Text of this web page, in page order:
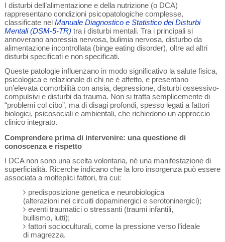
I disturbi dell’alimentazione e della nutrizione (o DCA)
rappresentano condizioni psicopatologiche complesse,
classificate nel Manuale Diagnostico e Statistico dei Disturbi
Mentali (DSM-5-TR) tra i disturbi mentali. Tra i principali si
annoverano anoressia nervosa, bulimia nervosa, disturbo da
alimentazione incontrollata (binge eating disorder), oltre ad altri
disturbi specificati e non specificati.
Queste patologie influenzano in modo significativo la salute fisica,
psicologica e relazionale di chi ne è affetto, e presentano
un’elevata comorbilità con ansia, depressione, disturbi ossessivo-
compulsivi e disturbi da trauma. Non si tratta semplicemente di
“problemi col cibo”, ma di disagi profondi, spesso legati a fattori
biologici, psicosociali e ambientali, che richiedono un approccio
clinico integrato.
Comprendere prima di intervenire: una questione di
conoscenza e rispetto
I DCA non sono una scelta volontaria, né una manifestazione di
superficialità. Ricerche indicano che la loro insorgenza può essere
associata a molteplici fattori, tra cui:
predisposizione genetica e neurobiologica
(alterazioni nei circuiti dopaminergici e serotoninergici);
eventi traumatici o stressanti (traumi infantili,
bullismo, lutti);
fattori socioculturali, come la pressione verso l’ideale
di magrezza.